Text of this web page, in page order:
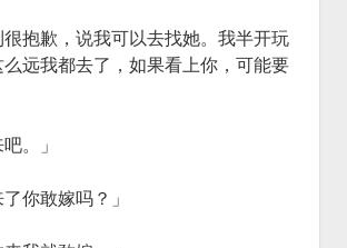
抱歉，说我可以去找她。我半开玩
远我都去了，如果看上你，可能要
。」
你敢嫁吗？」